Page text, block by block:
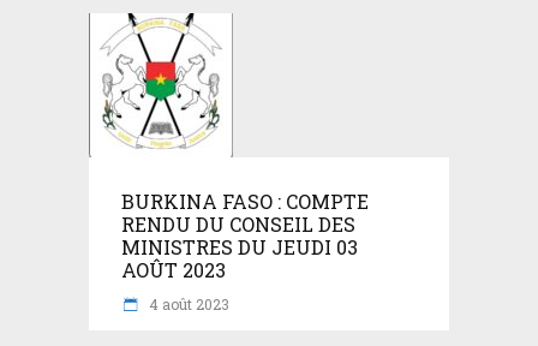
BURKINA FASO : COMPTE
RENDU DU CONSEIL DES
MINISTRES DU JEUDI 03
AOÛT 2023
4 août 2023